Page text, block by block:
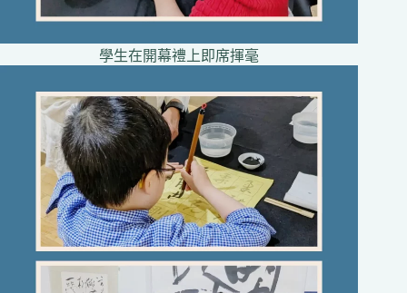
學生在開幕禮上即席揮毫